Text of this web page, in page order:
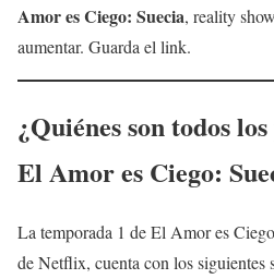
Amor es Ciego: Suecia, reality
aumentar. Guarda el link.
¿Quiénes son todos
El Amor es Ciego:
La temporada 1 de El Amor es
de Netflix, cuenta con los siguientes